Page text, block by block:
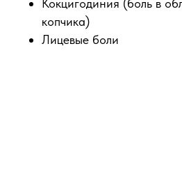
Кокцигодиния (боль в
копчика)
Лицевые боли